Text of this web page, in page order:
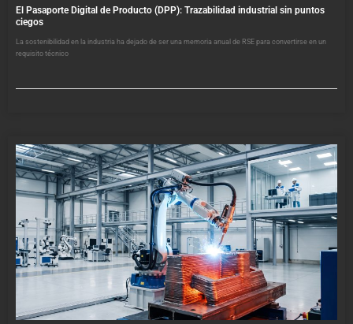
El Pasaporte Digital de Producto (DPP): Trazabilidad industrial sin puntos
ciegos
La sostenibilidad en la industria ha dejado de ser una memoria anual de RSE para convertirse en un
requisito técnico